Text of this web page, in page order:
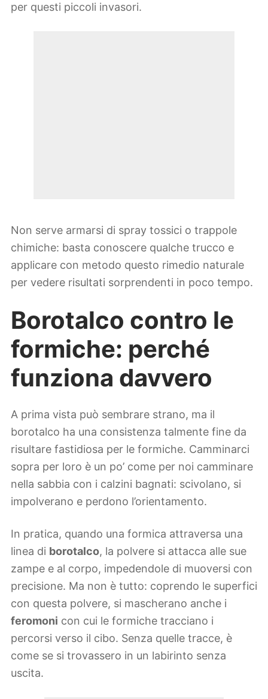
per questi piccoli invasori.
Non serve armarsi di spray tossici o trappole
chimiche: basta conoscere qualche trucco e
applicare con metodo questo rimedio naturale
per vedere risultati sorprendenti in poco tempo.
Borotalco contro le
formiche: perché
funziona davvero
A prima vista può sembrare strano, ma il
borotalco ha una consistenza talmente fine da
risultare fastidiosa per le formiche. Camminarci
sopra per loro è un po’ come per noi camminare
nella sabbia con i calzini bagnati: scivolano, si
impolverano e perdono l’orientamento.
In pratica, quando una formica attraversa una
linea di borotalco, la polvere si attacca alle sue
zampe e al corpo, impedendole di muoversi con
precisione. Ma non è tutto: coprendo le superfici
con questa polvere, si mascherano anche i
feromoni con cui le formiche tracciano i
percorsi verso il cibo. Senza quelle tracce, è
come se si trovassero in un labirinto senza
uscita.